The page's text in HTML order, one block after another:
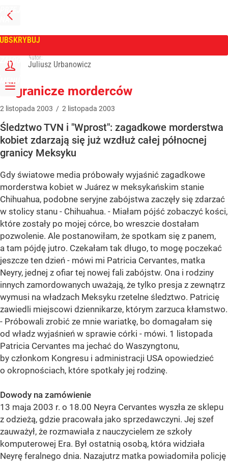
PRZEJDŹ
NA
GŁÓWNĄ
ZALOGUJ
MENU
Tygodnik Wprost
Autor:
Juliusz Urbanowicz
Pogranicze morderców
2 listopada 2003 / 2 listopada 2003
Śledztwo TVN i "Wprost": zagadkowe morderstwa
kobiet zdarzają się już wzdłuż całej północnej
granicy Meksyku
Gdy światowe media próbowały wyjaśnić zagadkowe
morderstwa kobiet w Juárez w meksykańskim stanie
Chihuahua, podobne seryjne zabójstwa zaczęły się zdarzać
w stolicy stanu - Chihuahua. - Miałam pójść zobaczyć kości,
które zostały po mojej córce, bo wreszcie dostałam
pozwolenie. Ale postanowiłam, że spotkam się z panem,
a tam pójdę jutro. Czekałam tak długo, to mogę poczekać
jeszcze ten dzień - mówi mi Patricia Cervantes, matka
Neyry, jednej z ofiar tej nowej fali zabójstw. Ona i rodziny
innych zamordowanych uważają, że tylko presja z zewnątrz
wymusi na władzach Meksyku rzetelne śledztwo. Patricię
zawiedli miejscowi dziennikarze, którym zarzuca kłamstwo.
- Próbowali zrobić ze mnie wariatkę, bo domagałam się
od władz wyjaśnień w sprawie córki - mówi. 1 listopada
Patricia Cervantes ma jechać do Waszyngtonu,
by członkom Kongresu i administracji USA opowiedzieć
o okropnościach, które spotkały jej rodzinę.
Dowody na zamówienie
13 maja 2003 r. o 18.00 Neyra Cervantes wyszła ze sklepu
z odzieżą, gdzie pracowała jako sprzedawczyni. Jej szef
zauważył, że rozmawiała z nauczycielem ze szkoły
komputerowej Era. Był ostatnią osobą, która widziała
Neyrę feralnego dnia. Nazajutrz matka powiadomiła policję